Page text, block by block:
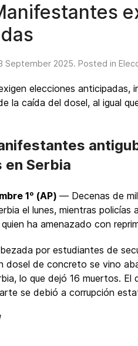
September 2025. Posted in
elecciones anticipadas,
la caída del dosel, al igual
en Serbia
1º (AP) — Decenas de
el lunes, mientras
ha amenazado con
por estudiantes de
dosel de concreto se vino
lo que dejó 16 muertos.
se debió a corrupción